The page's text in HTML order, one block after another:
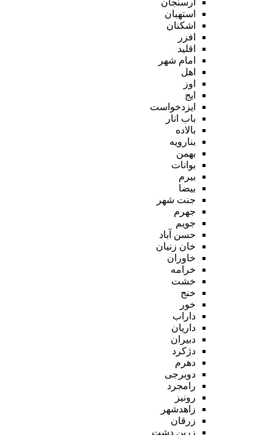
استهبان
اشکنان
افزر
اقلید
امام شهر
اهل
اوز
ایج
ایزدخواست
باب انار
بالاده
بنارویه
بهمن
بوانات
بیرم
بیضا
جنت شهر
جهرم
جویم
حسن آباد
خان زنیان
خاوران
خرامه
خشت
خنج
خور
داراب
داریان
دبیران
دژکرد
دهرم
دوبرجی
رامجرد
رونیز
زاهدشهر
زرقان
زرین دشت